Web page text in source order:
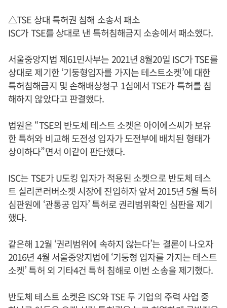
△TSE 상대 특허권 침해 소송서 패소
ISC가 TSE를 상대로 낸 특허침해금지 소송에서 패소했다.
서울중앙지법 제61민사부는 2021년 8월20일 ISC가 TSE를
상대로 제기한 ‘기둥형입자를 가지는 테스트소켓’에 대한
특허침해금지 및 손해배상청구 1심에서 TSE가 특허를 침
해하지 않았다고 판결했다.
법원은 “TSE의 반도체 테스트 소켓은 아이에스씨가 보유
한 특허와 비교해 도전성 입자가 도전부에 배치된 형태가
상이하다”면서 이같이 판단했다.
ISC는 TSE가 U도킹 입자가 적용된 소켓으로 반도체 테스
트 실리콘러버소켓 시장에 진입하자 앞서 2015년 5월 특허
심판원에 ‘관통공 입자’ 특허로 권리범위확인 심판을 제기
했다.
같은해 12월 ‘권리범위에 속하지 않는다’는 결론이 나오자
2016년 4월 서울중앙지법에 ‘기둥형 입자를 가지는 테스트
소켓’ 특허 외 기타4건 특허 침해로 이번 소송을 제기했다.
반도체 테스트 소켓은 ISC와 TSE 두 기업의 주력 사업 중